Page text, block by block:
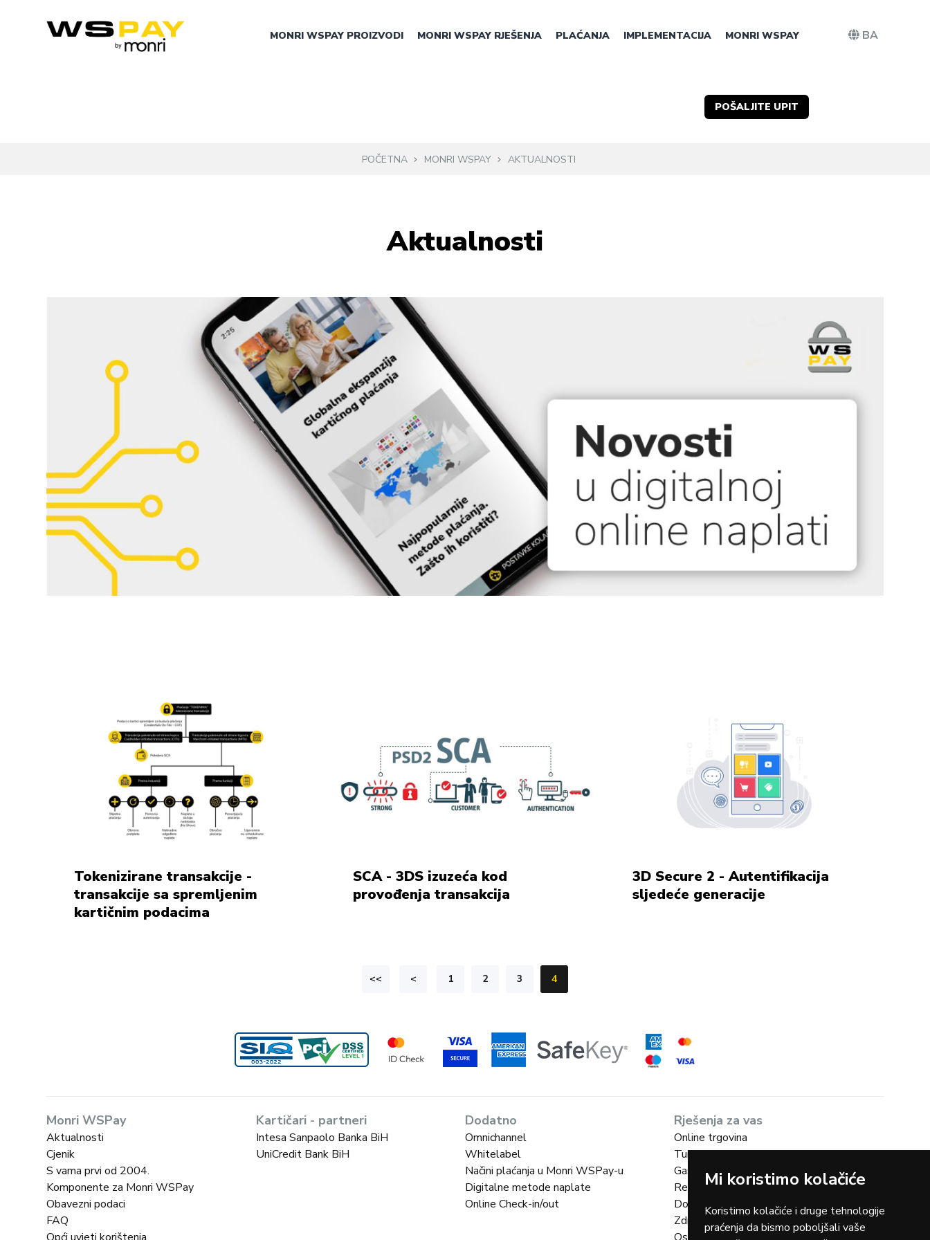
Mi koristimo kolačiće
Koristimo kolačiće i druge tehnologije
praćenja da bismo poboljšali vaše
MONRI WSPAY PROIZVODI MONRI WSPAY RJEŠENJA PLAĆANJA IMPLEMENTACIJA MONRI WSPAY
POŠALJITE UPIT
BA
POČETNA MONRI WSPAY AKTUALNOSTI
Aktualnosti
Tokenizirane transakcije -
transakcije sa spremljenim
kartičnim podacima
SCA - 3DS izuzeća kod
provođenja transakcija
3D Secure 2 - Autentifikacija
sljedeće generacije
<< < 1 2 3 4
Monri WSPay
Aktualnosti
Cjenik
S vama prvi od 2004.
Komponente za Monri WSPay
Obavezni podaci
FAQ
Kartičari - partneri
Intesa Sanpaolo Banka BiH
UniCredit Bank BiH
Dodatno
Omnichannel
Whitelabel
Načini plaćanja u Monri WSPay-u
Digitalne metode naplate
Online Check-in/out
Rješenja za vas
Online trgovina
Turizam
Gastro
Rent-a-car
Dostava
Zdravstvo